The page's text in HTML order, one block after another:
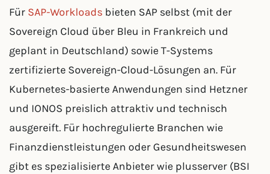
Für SAP-Workloads bieten SAP selbst (mit der
Sovereign Cloud über Bleu in Frankreich und
geplant in Deutschland) sowie T-Systems
zertifizierte Sovereign-Cloud-Lösungen an. Für
Kubernetes-basierte Anwendungen sind Hetzner
und IONOS preislich attraktiv und technisch
ausgereift. Für hochregulierte Branchen wie
Finanzdienstleistungen oder Gesundheitswesen
gibt es spezialisierte Anbieter wie plusserver (BSI